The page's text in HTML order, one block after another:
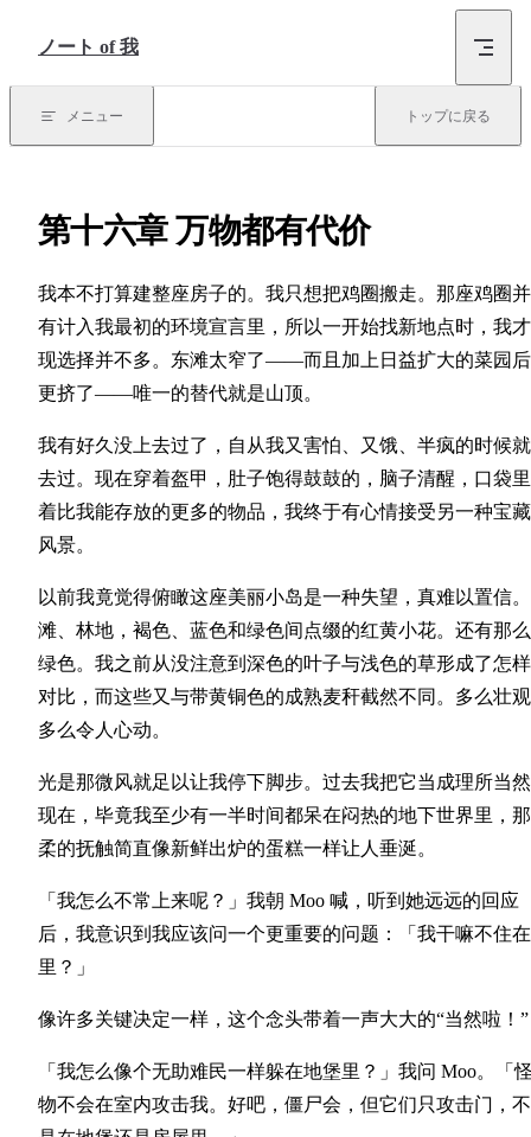
ノート of 我
メニュー トップに戻る
第十六章 万物都有代价
我本不打算建整座房子的。我只想把鸡圈搬走。那座鸡圈
有计入我最初的环境宣言里，所以一开始找新地点时，我
现选择并不多。东滩太窄了——而且加上日益扩大的菜园
更挤了——唯一的替代就是山顶。
我有好久没上去过了，自从我又害怕、又饿、半疯的时候
去过。现在穿着盔甲，肚子饱得鼓鼓的，脑子清醒，口袋
着比我能存放的更多的物品，我终于有心情接受另一种宝
风景。
以前我竟觉得俯瞰这座美丽小岛是一种失望，真难以置信
滩、林地，褐色、蓝色和绿色间点缀的红黄小花。还有那
绿色。我之前从没注意到深色的叶子与浅色的草形成了怎
对比，而这些又与带黄铜色的成熟麦秆截然不同。多么壮
多么令人心动。
光是那微风就足以让我停下脚步。过去我把它当成理所当
现在，毕竟我至少有一半时间都呆在闷热的地下世界里，
柔的抚触简直像新鲜出炉的蛋糕一样让人垂涎。
「我怎么不常上来呢？」我朝 Moo 喊，听到她远远的回应
后，我意识到我应该问一个更重要的问题：「我干嘛不住
里？」
像许多关键决定一样，这个念头带着一声大大的“当然啦！”
「我怎么像个无助难民一样躲在地堡里？」我问 Moo。「
物不会在室内攻击我。好吧，僵尸会，但它们只攻击门，